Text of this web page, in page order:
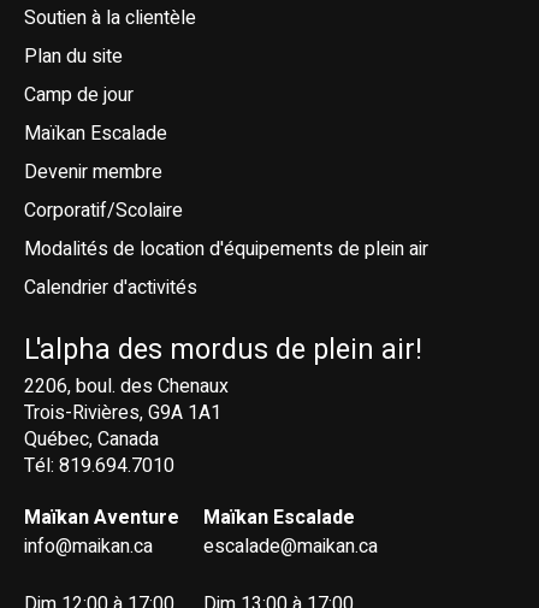
Soutien à la clientèle
Plan du site
Camp de jour
Maïkan Escalade
Devenir membre
Corporatif/Scolaire
Modalités de location d'équipements de plein air
Calendrier d'activités
L'alpha des mordus de plein air!
2206, boul. des Chenaux
Trois-Rivières, G9A 1A1
Québec, Canada
Tél: 819.694.7010
Maïkan Aventure
info@maikan.ca
Maïkan Escalade
escalade@maikan.ca